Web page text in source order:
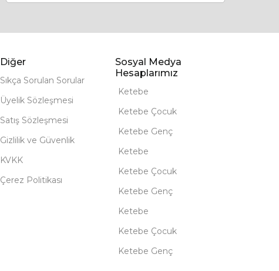
Diğer
Sıkça Sorulan Sorular
Üyelik Sözleşmesi
Satış Sözleşmesi
Gizlilik ve Güvenlik
KVKK
Çerez Politikası
Sosyal Medya
Hesaplarımız
Ketebe
Ketebe Çocuk
Ketebe Genç
Ketebe
Ketebe Çocuk
Ketebe Genç
Ketebe
Ketebe Çocuk
Ketebe Genç